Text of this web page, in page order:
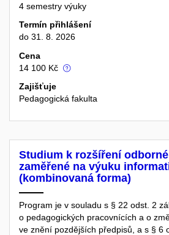
4 semestry výuky
Termín přihlášení
do 31. 8. 2026
Cena
14 100 Kč
Zajišťuje
Pedagogická fakulta
Studium k rozšíření
zaměřené na výuku
(kombinovaná forma)
Program je v souladu s § 22 odst. 2
o pedagogických pracovnících a o
ve znění pozdějších předpisů, a s § 6